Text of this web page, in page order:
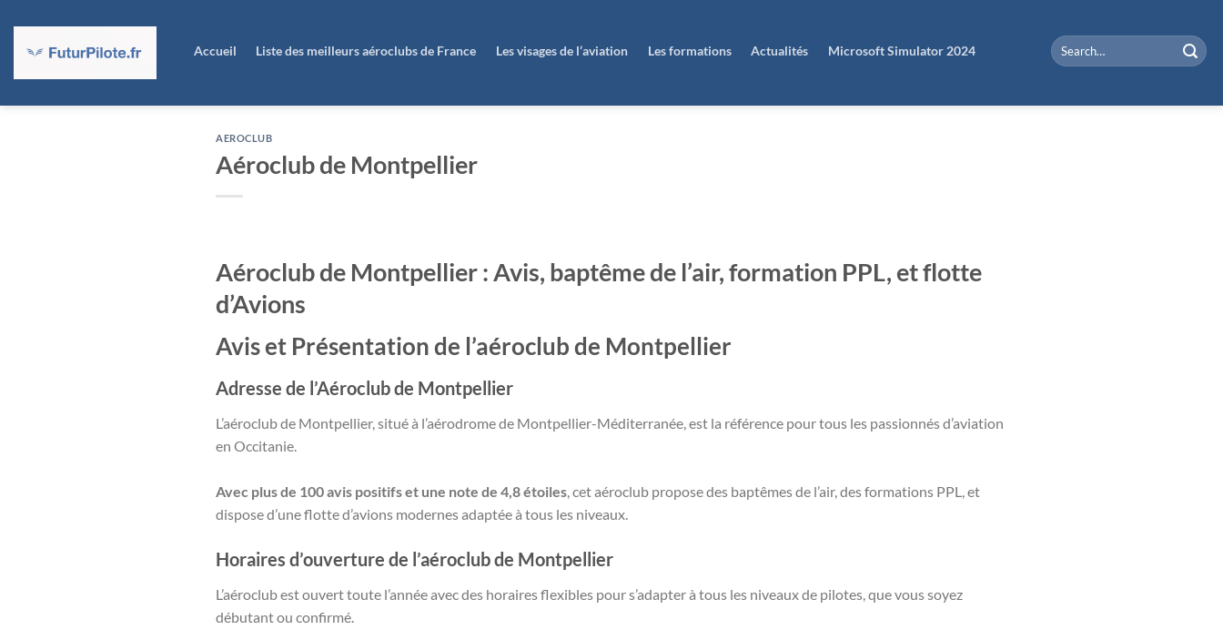
contenu
Accueil Liste des meilleurs aéroclubs de France Les visages de l’aviation Les formations Actualités Microsoft Simulator 2024
AEROCLUB
Aéroclub de Montpellier
Aéroclub de Montpellier : Avis, baptême de l’air, formation PPL, et flotte
d’Avions
Avis et Présentation de l’aéroclub de Montpellier
Adresse de l’Aéroclub de Montpellier
L’aéroclub de Montpellier, situé à l’aérodrome de Montpellier-Méditerranée, est la référence pour tous les passionnés d’aviation
en Occitanie.
Avec plus de 100 avis positifs et une note de 4,8 étoiles, cet aéroclub propose des baptêmes de l’air, des formations PPL, et
dispose d’une flotte d’avions modernes adaptée à tous les niveaux.
Horaires d’ouverture de l’aéroclub de Montpellier
L’aéroclub est ouvert toute l’année avec des horaires flexibles pour s’adapter à tous les niveaux de pilotes, que vous soyez
débutant ou confirmé.